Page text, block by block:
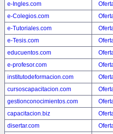
e-Ingles.com
e-Colegios.com
e-Tutoriales.com
e-Tesis.com
educuentos.com
e-profesor.com
institutodeformacion.com
cursoscapacitacion.com
gestionconocimientos.com
capacitacion.biz
disertar.com